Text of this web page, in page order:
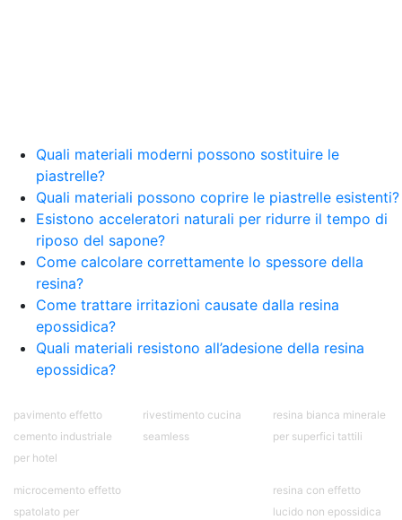
Quali materiali moderni possono sostituire le
piastrelle?
Quali materiali possono coprire le piastrelle esistenti?
Esistono acceleratori naturali per ridurre il tempo di
riposo del sapone?
Come calcolare correttamente lo spessore della
resina?
Come trattare irritazioni causate dalla resina
epossidica?
Quali materiali resistono all’adesione della resina
epossidica?
pavimento effetto
cemento industriale
per hotel
rivestimento cucina
seamless
resina bianca minerale
per superfici tattili
microcemento effetto
spatolato per
resina con effetto
lucido non epossidica